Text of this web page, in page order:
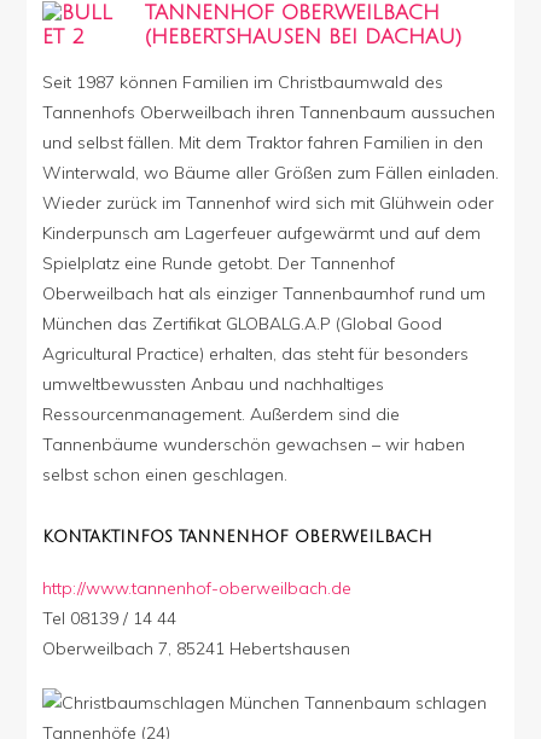
TANNENHOF OBERWEILBACH
(HEBERTSHAUSEN BEI DACHAU)
Seit 1987 können Familien im Christbaumwald des
Tannenhofs Oberweilbach ihren Tannenbaum aussuchen
und selbst fällen. Mit dem Traktor fahren Familien in den
Winterwald, wo Bäume aller Größen zum Fällen einladen.
Wieder zurück im Tannenhof wird sich mit Glühwein oder
Kinderpunsch am Lagerfeuer aufgewärmt und auf dem
Spielplatz eine Runde getobt. Der Tannenhof
Oberweilbach hat als einziger Tannenbaumhof rund um
München das Zertifikat GLOBALG.A.P (Global Good
Agricultural Practice) erhalten, das steht für besonders
umweltbewussten Anbau und nachhaltiges
Ressourcenmanagement. Außerdem sind die
Tannenbäume wunderschön gewachsen – wir haben
selbst schon einen geschlagen.
KONTAKTINFOS TANNENHOF OBERWEILBACH
http://www.tannenhof-oberweilbach.de
Tel 08139 / 14 44
Oberweilbach 7, 85241 Hebertshausen